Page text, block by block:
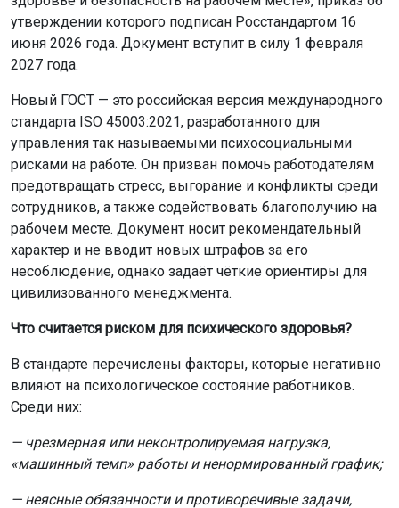
цивилизованного менеджмента.
Что считается риском для психического здоровья?
влияют на психологическое состояние работников.
Среди них:
— чрезмерная или неконтролируемая нагрузка,
«машинный темп» работы и ненормированный график;
— неясные обязанности и противоречивые задачи,
отсутствие чёткого распределения ответственности;
— неэффективная коммуникация и отсутствие
поддержки со стороны руководителя;
— авторитарный стиль управления и злоупотребление
— буллинг (психологическая травля), домогательства и
насилие в коллективе;
— конфликты и социальная изоляция сотрудников;